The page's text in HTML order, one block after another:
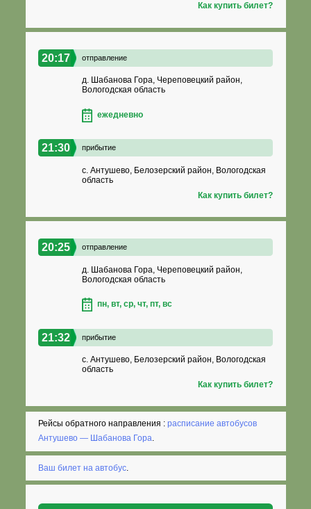
Как купить билет?
20:17 отправление
д. Шабанова Гора, Череповецкий район,
Вологодская область
ежедневно
21:30 прибытие
с. Антушево, Белозерский район, Вологодская
область
Как купить билет?
20:25 отправление
д. Шабанова Гора, Череповецкий район,
Вологодская область
пн, вт, ср, чт, пт, вс
21:32 прибытие
с. Антушево, Белозерский район, Вологодская
область
Как купить билет?
Рейсы обратного направления :расписание автобусов
Антушево — Шабанова Гора.
Ваш билет на автобус